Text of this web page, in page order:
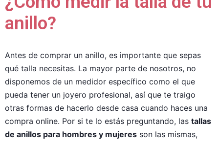
anillo?
Antes de comprar un anillo, es importante que sepas
qué talla necesitas. La mayor parte de nosotros, no
disponemos de un medidor específico como el que
pueda tener un joyero profesional, así que te traigo
otras formas de hacerlo desde casa cuando haces una
compra online. Por si te lo estás preguntando, las tallas
de anillos para hombres y mujeres son las mismas,